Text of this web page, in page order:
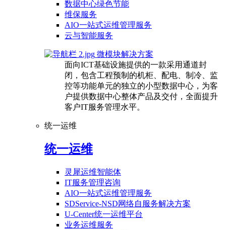
数据中心绿色节能
维保服务
AIO一站式运维管理服务
云与智能服务
微模块解决方案
面向ICT基础设施提供的一款采用通道封
闭，包含工程预制的机柜、配电、制冷、监
控等功能单元的独立的小型数据中心，为客
户提供数据中心整体产品及交付，全面提升
客户IT服务管理水平。
统一运维
统一运维
灵犀运维智能体
IT服务管理咨询
AIO一站式运维管理服务
SDService-NSD网络自服务解决方案
U-Center统一运维平台
业务运维服务